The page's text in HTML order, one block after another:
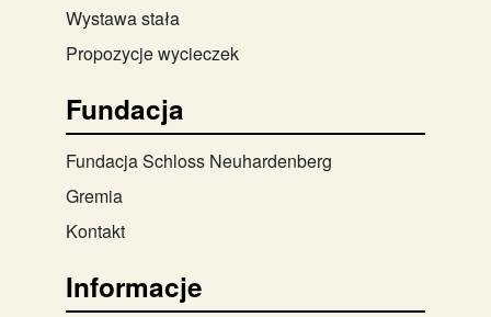
Wystawa stała
Propozycje wycieczek
Fundacja
Fundacja Schloss Neuhardenberg
Gremia
Kontakt
Informacje